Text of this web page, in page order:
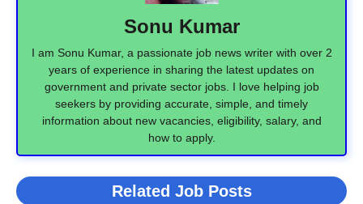
Sonu Kumar
I am Sonu Kumar, a passionate job news writer with over 2
years of experience in sharing the latest updates on
government and private sector jobs. I love helping job
seekers by providing accurate, simple, and timely
information about new vacancies, eligibility, salary, and
how to apply.
Related Job Posts